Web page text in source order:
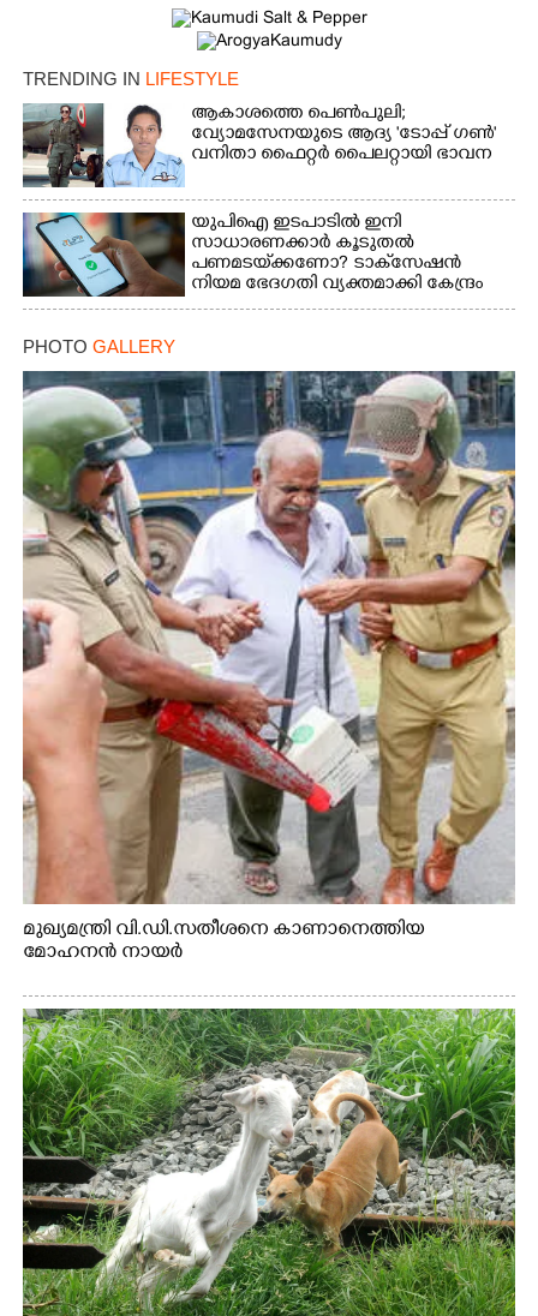
TRENDING IN LIFESTYLE
ആകാശത്തെ പെൺപുലി;
വ്യോമസേനയുടെ ആദ്യ 'ടോപ്പ് ഗൺ'
വനിതാ ഫൈറ്റർ പൈലറ്റായി ഭാവന
യുപിഐ ഇടപാടിൽ ഇനി
സാധാരണക്കാർ കൂടുതൽ
പണമടയ്‌ക്കണോ?​ ടാക്‌സേഷൻ
നിയമ ഭേദഗതി വ്യക്തമാക്കി കേന്ദ്രം
PHOTO GALLERY
മുഖ്യമന്ത്രി വി.ഡി.സതീശനെ കാണാനെത്തിയ
മോഹനൻ നായർ
Share this link